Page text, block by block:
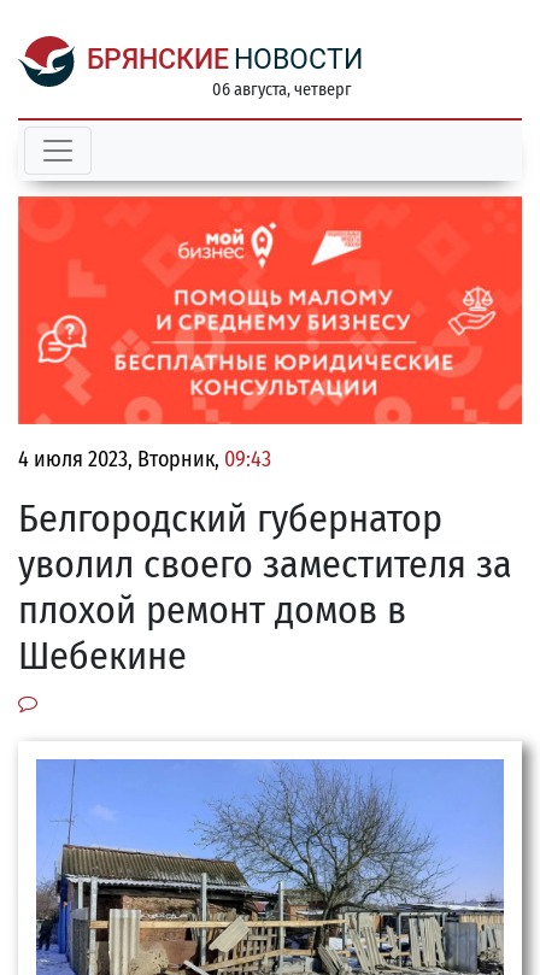
БРЯНСКИЕ НОВОСТИ
06 августа, четверг
4 июля 2023, Вторник, 09:43
Белгородский губернатор
уволил своего заместителя за
плохой ремонт домов в
Шебекине